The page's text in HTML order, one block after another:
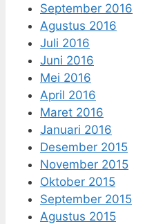
September 2016
Agustus 2016
Juli 2016
Juni 2016
Mei 2016
April 2016
Maret 2016
Januari 2016
Desember 2015
November 2015
Oktober 2015
September 2015
Agustus 2015